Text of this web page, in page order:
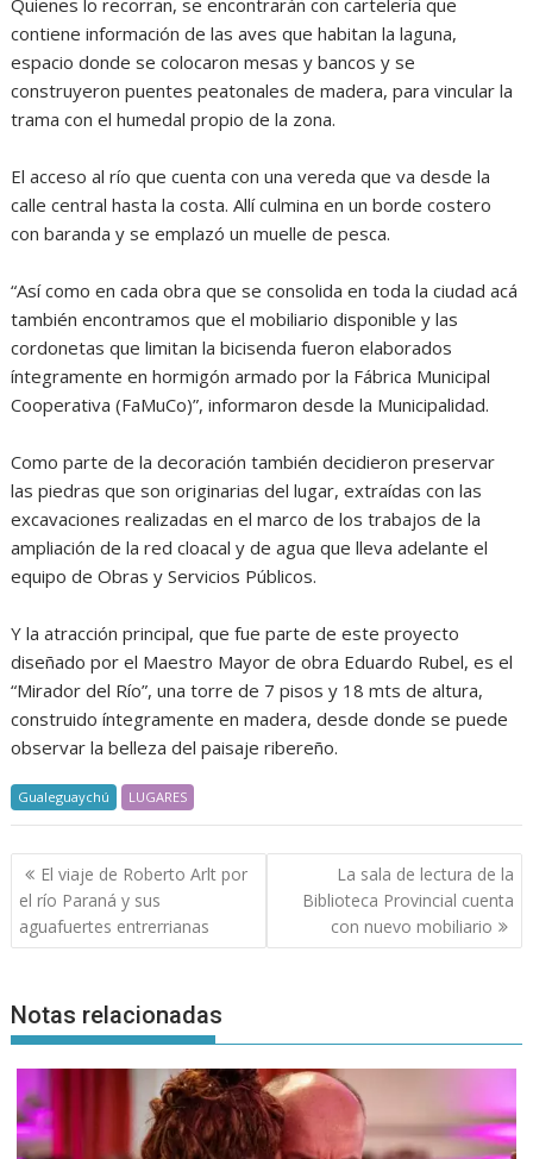
Quienes lo recorran, se encontrarán con cartelería que
contiene información de las aves que habitan la laguna,
espacio donde se colocaron mesas y bancos y se
construyeron puentes peatonales de madera, para vincular la
trama con el humedal propio de la zona.
El acceso al río que cuenta con una vereda que va desde la
calle central hasta la costa. Allí culmina en un borde costero
con baranda y se emplazó un muelle de pesca.
“Así como en cada obra que se consolida en toda la ciudad acá
también encontramos que el mobiliario disponible y las
cordonetas que limitan la bicisenda fueron elaborados
íntegramente en hormigón armado por la Fábrica Municipal
Cooperativa (FaMuCo)”, informaron desde la Municipalidad.
Como parte de la decoración también decidieron preservar
las piedras que son originarias del lugar, extraídas con las
excavaciones realizadas en el marco de los trabajos de la
ampliación de la red cloacal y de agua que lleva adelante el
equipo de Obras y Servicios Públicos.
Y la atracción principal, que fue parte de este proyecto
diseñado por el Maestro Mayor de obra Eduardo Rubel, es el
“Mirador del Río”, una torre de 7 pisos y 18 mts de altura,
construido íntegramente en madera, desde donde se puede
observar la belleza del paisaje ribereño.
Gualeguaychú LUGARES
Navegación
de
entradas
El viaje de Roberto Arlt por
el río Paraná y sus
aguafuertes entrerrianas
La sala de lectura de la
Biblioteca Provincial cuenta
con nuevo mobiliario
Notas relacionadas